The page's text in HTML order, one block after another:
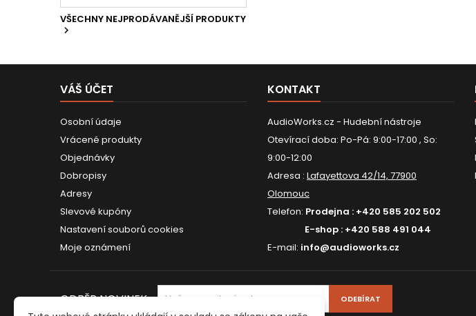
VŠECHNY NEJPRODÁVANĚJŠÍ PRODUKTY

VÁŠ ÚČET
Osobní údaje
Vrácené produkty
Objednávky
Dobropisy
Adresy
Slevové kupóny
Nastavení souborů cookies
Moje oznámení
KONTAKT
AudioWorks.cz - Hudební nástroje
Otevírací doba: Po-Pá: 9:00-17:00 , So:
9:00-12:00
Adresa : Lafayettova 42/14, 77900
Olomouc
Telefon: Prodejna : +420 585 202 502
E-shop : +420 588 491 044
E-mail: info@audioworks.cz
ODBĚR NOVINEK